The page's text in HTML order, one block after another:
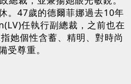
。47歲的德爾菲娜過去10年
任執行副總裁，之前也在
她個性含蓄、精明、對時尚
受尊重。